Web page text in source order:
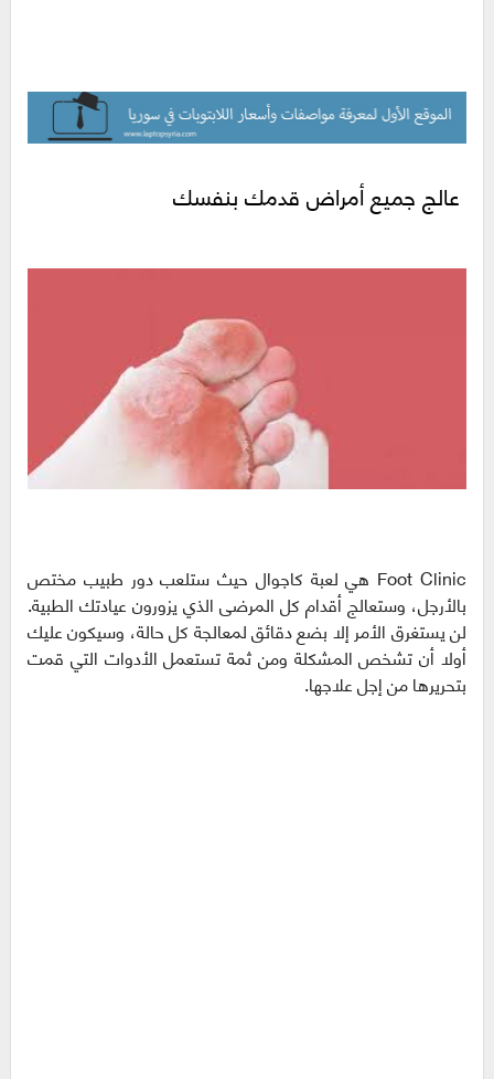
عالج جميع أمراض قدمك بنفسك
Foot Clinic هي لعبة كاجوال حيث ستلعب دور طبيب مختص
بالأرجل، وستعالج أقدام كل المرضى الذي يزورون عيادتك الطبية.
لن يستغرق الأمر إلا بضع دقائق لمعالجة كل حالة، وسيكون عليك
أولا أن تشخص المشكلة ومن ثمة تستعمل الأدوات التي قمت
بتحريرها من إجل علاجها.